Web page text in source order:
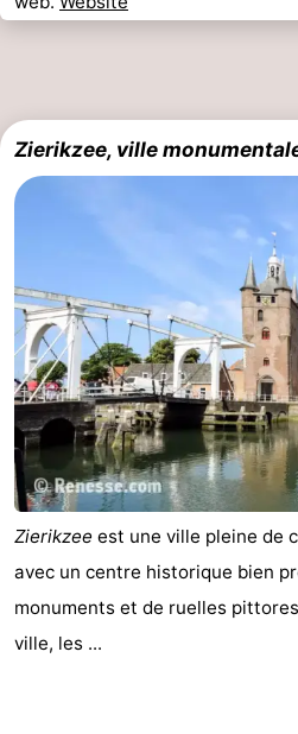
Zierikzee, ville
Zierikzee est une ville pleine de
avec un centre historique bien
monuments et de ruelles
ville, les ...